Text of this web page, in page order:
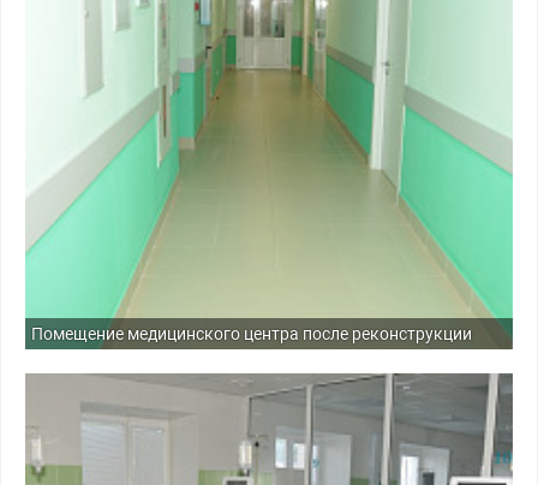
Помещение медицинского центра после реконструкции